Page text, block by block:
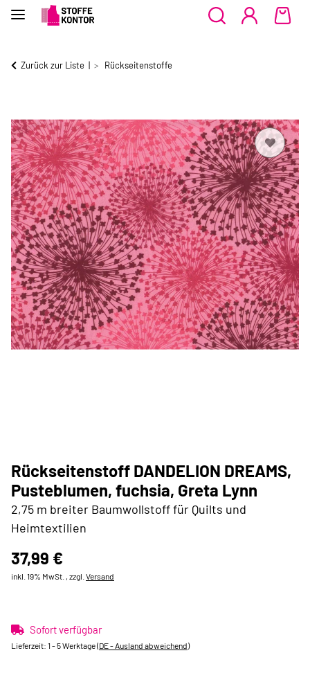
Zurück zur Liste Rückseitenstoffe
Rückseitenstoff DANDELION DREAMS,
Pusteblumen, fuchsia, Greta Lynn
2,75 m breiter Baumwollstoff für Quilts und
Heimtextilien
37,99 €
inkl. 19% MwSt. , zzgl. Versand
Sofort verfügbar
Lieferzeit: 1 - 5 Werktage(DE - Ausland abweichend)